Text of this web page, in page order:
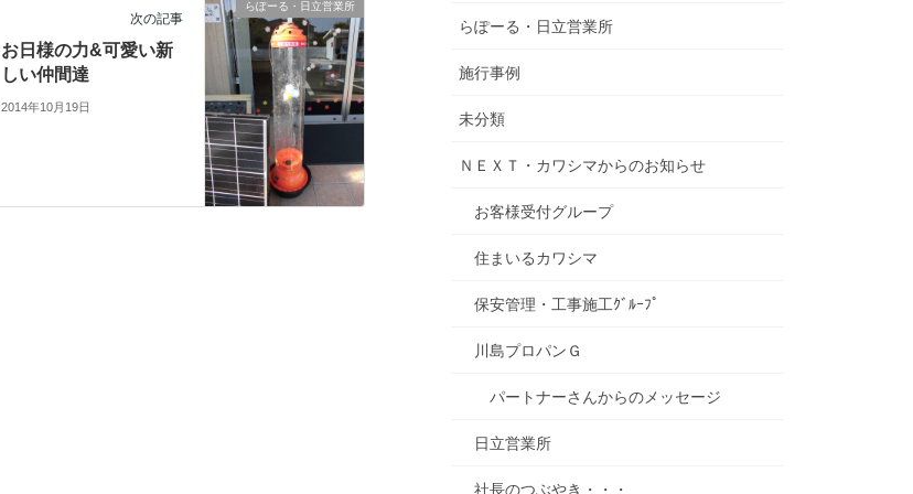
らぽーる・日立営業所
次の記事
お日様の力&可愛い新
しい仲間達
2014年10月19日
らぽーる・日立営業所
施行事例
未分類
ＮＥＸＴ・カワシマからのお知らせ
お客様受付グループ
住まいるカワシマ
保安管理・工事施工ｸﾞﾙｰﾌﾟ
川島プロパンＧ
パートナーさんからのメッセージ
日立営業所
社長のつぶやき・・・